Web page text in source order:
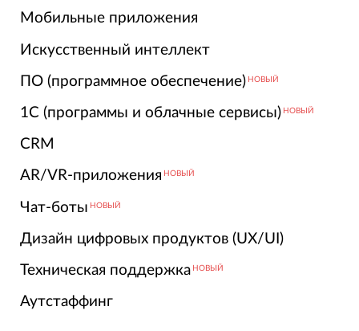
Мобильные приложения
Искусственный интеллект
ПО (программное обеспечение) НОВЫЙ
1С (программы и облачные сервисы) НОВЫЙ
CRM
AR/VR-приложения НОВЫЙ
Чат-боты НОВЫЙ
Дизайн цифровых продуктов (UX/UI)
Техническая поддержка НОВЫЙ
Аутстаффинг